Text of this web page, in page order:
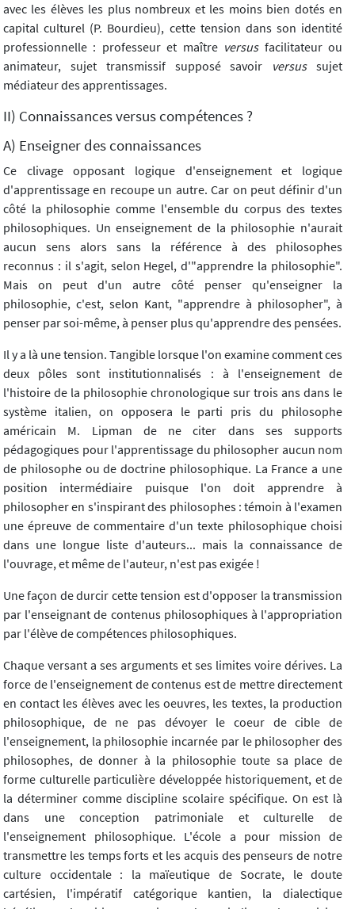
avec les élèves les plus nombreux et les moins bien dotés en
capital culturel (P. Bourdieu), cette tension dans son identité
professionnelle : professeur et maître versus facilitateur ou
animateur, sujet transmissif supposé savoir versussujet
médiateur des apprentissages.
II) Connaissances versus compétences ?
A) Enseigner des connaissances
Ce clivage opposant logique d'enseignement et logique
d'apprentissage en recoupe un autre. Car on peut définir d'un
côté la philosophie comme l'ensemble du corpus des textes
philosophiques. Un enseignement de la philosophie n'aurait
aucun sens alors sans la référence à des philosophes
reconnus : il s'agit, selon Hegel, d'"apprendre la philosophie".
Mais on peut d'un autre côté penser qu'enseigner la
philosophie, c'est, selon Kant, "apprendre à philosopher", à
penser par soi-même, à penser plus qu'apprendre des pensées.
Il y a là une tension. Tangible lorsque l'on examine comment ces
deux pôles sont institutionnalisés : à l'enseignement de
l'histoire de la philosophie chronologique sur trois ans dans le
système italien, on opposera le parti pris du philosophe
américain M. Lipman de ne citer dans ses supports
pédagogiques pour l'apprentissage du philosopher aucun nom
de philosophe ou de doctrine philosophique. La France a une
position intermédiaire puisque l'on doit apprendre à
philosopher en s'inspirant des philosophes : témoin à l'examen
une épreuve de commentaire d'un texte philosophique choisi
dans une longue liste d'auteurs... mais la connaissance de
l'ouvrage, et même de l'auteur, n'est pas exigée !
Une façon de durcir cette tension est d'opposer la transmission
par l'enseignant de contenus philosophiques à l'appropriation
par l'élève de compétences philosophiques.
Chaque versant a ses arguments et ses limites voire dérives. La
force de l'enseignement de contenus est de mettre directement
en contact les élèves avec les oeuvres, les textes, la production
philosophique, de ne pas dévoyer le coeur de cible de
l'enseignement, la philosophie incarnée par le philosopher des
philosophes, de donner à la philosophie toute sa place de
forme culturelle particulière développée historiquement, et de
la déterminer comme discipline scolaire spécifique. On est là
dans une conception patrimoniale et culturelle de
l'enseignement philosophique. L'école a pour mission de
transmettre les temps forts et les acquis des penseurs de notre
culture occidentale : la maïeutique de Socrate, le doute
cartésien, l'impératif catégorique kantien, la dialectique